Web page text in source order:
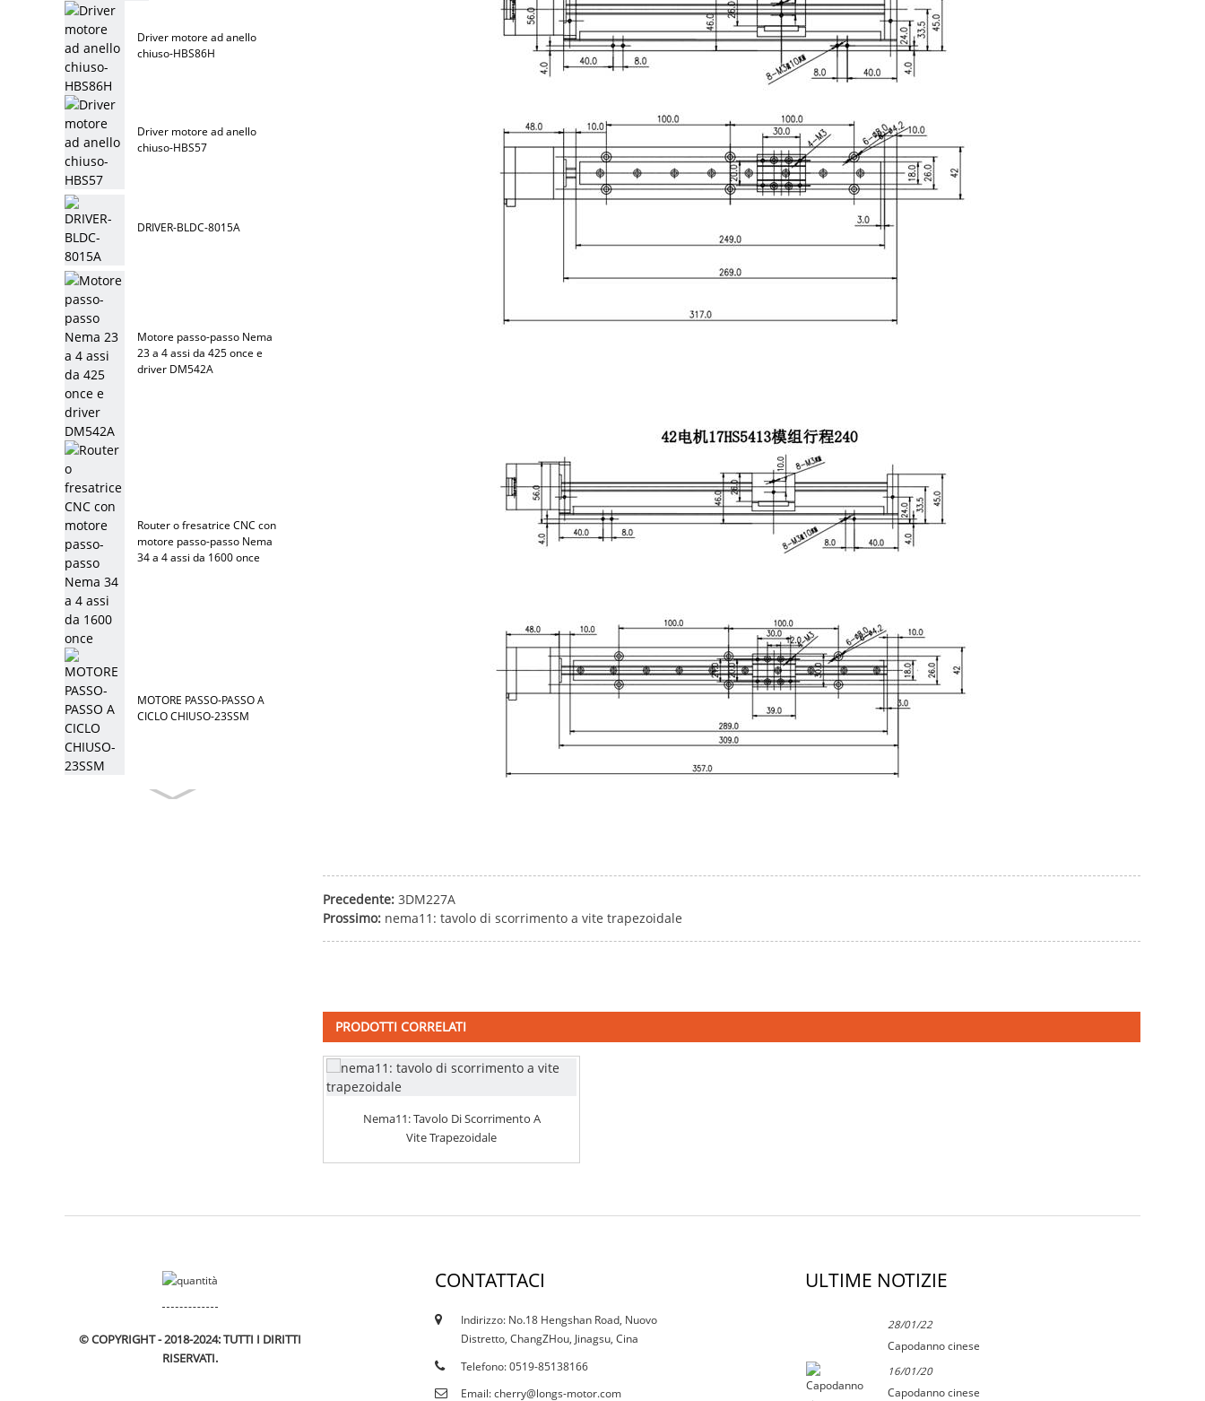
Driver motore ad anello
chiuso-HBS86H
Driver motore ad anello
chiuso-HBS57
DRIVER-BLDC-8015A
Motore passo-passo Nema
23 a 4 assi da 425 once e
driver DM542A
Router o fresatrice CNC con
motore passo-passo Nema
34 a 4 assi da 1600 once
MOTORE PASSO-PASSO A
CICLO CHIUSO-23SSM
Precedente: 3DM227A
Prossimo: nema11: tavolo di scorrimento a vite trapezoidale
PRODOTTI CORRELATI
Nema11: Tavolo Di Scorrimento A
Vite Trapezoidale
© COPYRIGHT - 2018-2024: TUTTI I DIRITTI
RISERVATI.
CONTATTACI
Indirizzo: No.18 Hengshan Road, Nuovo
Distretto, ChangZHou, Jinagsu, Cina
Telefono: 0519-85138166
Email: cherry@longs-motor.com
ULTIME NOTIZIE
18/10/19
Certificati
28/01/22
Capodanno cinese
16/01/20
Capodanno cinese